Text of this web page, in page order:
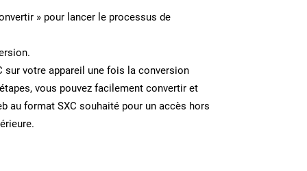
» pour lancer le processus de
sur votre appareil une fois la conversion
vous pouvez facilement convertir et
au format SXC souhaité pour un accès hors